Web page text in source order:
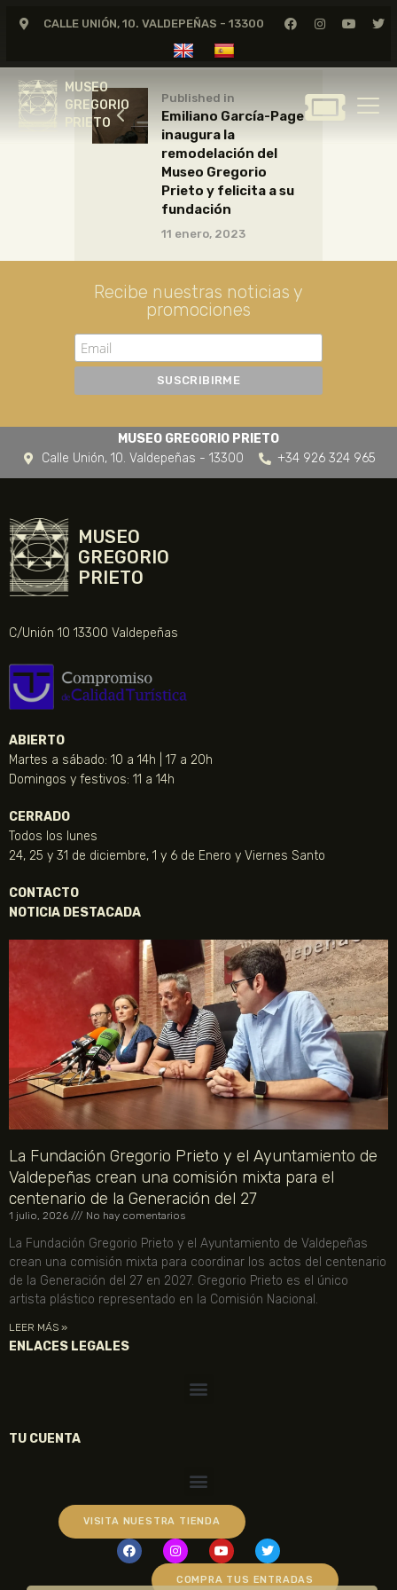
CALLE UNIÓN, 10. VALDEPEÑAS - 13300
MUSEO
GREGORIO
PRIETO
MUSEO
GREGORIO
GREGORIO PRIETO
CERTAMEN DE DIBUJO
FUNDACIÓN
TIENDA
NOTICIAS
Published in
Emiliano García-Page
inaugura la
remodelación del
Museo Gregorio
Prieto y felicita a su
fundación
11 enero, 2023
Recibe nuestras noticias y
promociones
MUSEO GREGORIO PRIETO
Calle Unión, 10. Valdepeñas - 13300
+34 926 324 965
MUSEO
GREGORIO
PRIETO
C/Unión 10 13300 Valdepeñas
ABIERTO
Martes a sábado: 10 a 14h | 17 a 20h
Domingos y festivos: 11 a 14h
CERRADO
Todos los lunes
24, 25 y 31 de diciembre, 1 y 6 de Enero y Viernes Santo
CONTACTO
NOTICIA DESTACADA
La Fundación Gregorio Prieto y el Ayuntamiento de
Valdepeñas crean una comisión mixta para el
centenario de la Generación del 27
1 julio, 2026 No hay comentarios
La Fundación Gregorio Prieto y el Ayuntamiento de Valdepeñas
crean una comisión mixta para coordinar los actos del centenario
de la Generación del 27 en 2027. Gregorio Prieto es el único
artista plástico representado en la Comisión Nacional.
LEER MÁS »
ENLACES LEGALES
TU CUENTA
VISITA NUESTRA TIENDA
COMPRA TUS ENTRADAS